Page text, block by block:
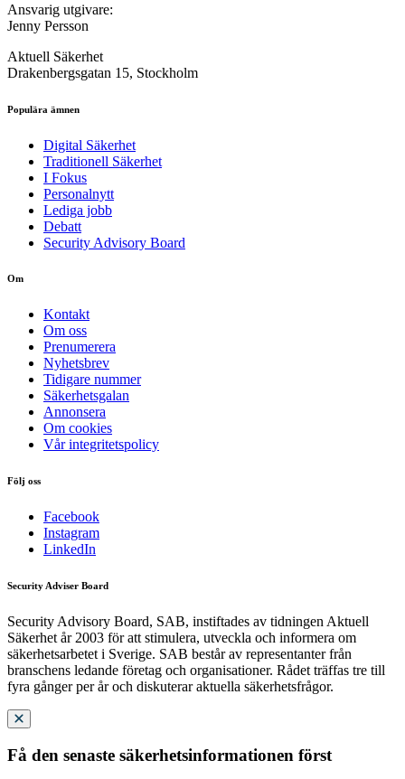
Ansvarig utgivare:
Jenny Persson
Aktuell Säkerhet
Drakenbergsgatan 15, Stockholm
Populära ämnen
Digital Säkerhet
Traditionell Säkerhet
I Fokus
Personalnytt
Lediga jobb
Debatt
Security Advisory Board
Om
Kontakt
Om oss
Prenumerera
Nyhetsbrev
Tidigare nummer
Säkerhetsgalan
Annonsera
Om cookies
Vår integritetspolicy
Följ oss
Facebook
Instagram
LinkedIn
Security Adviser Board
Security Advisory Board, SAB, instiftades av tidningen Aktuell
Säkerhet år 2003 för att stimulera, utveckla och informera om
säkerhetsarbetet i Sverige. SAB består av representanter från
branschens ledande företag och organisationer. Rådet träffas tre till
fyra gånger per år och diskuterar aktuella säkerhetsfrågor.
Få den senaste säkerhetsinformationen först